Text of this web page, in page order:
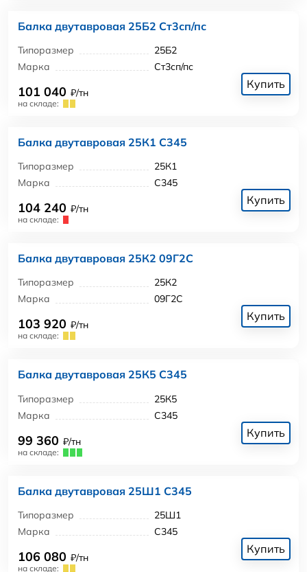
Балка двутавровая 25Б2 Ст3сп/пс
Типоразмер
25Б2
Марка
Ст3сп/пс
101 040 ₽/тн
на складе:
Купить
Балка двутавровая 25К1 С345
Типоразмер
25К1
Марка
С345
104 240 ₽/тн
на складе:
Купить
Балка двутавровая 25К2 09Г2С
Типоразмер
25К2
Марка
09Г2С
103 920 ₽/тн
на складе:
Купить
Балка двутавровая 25К5 С345
Типоразмер
25К5
Марка
С345
99 360 ₽/тн
на складе:
Купить
Балка двутавровая 25Ш1 С345
Типоразмер
25Ш1
Марка
С345
106 080 ₽/тн
на складе:
Купить